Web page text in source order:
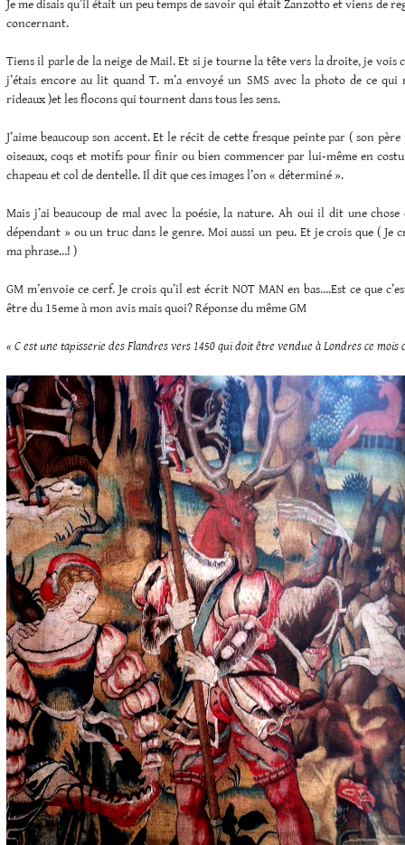
Je me disais qu’il était un peu temps de savoir qui était Zanzotto et viens de
concernant.
Tiens il parle de la neige de Mai!. Et si je tourne la tête vers la droite, je vois
j’étais encore au lit quand T. m’a envoyé un SMS avec la photo de ce qui
rideaux )et les flocons qui tournent dans tous les sens.
J’aime beaucoup son accent. Et le récit de cette fresque peinte par ( son
oiseaux, coqs et motifs pour finir ou bien commencer par lui-même en
chapeau et col de dentelle. Il dit que ces images l’on « déterminé ».
Mais j’ai beaucoup de mal avec la poésie, la nature. Ah oui il dit une
dépendant » ou un truc dans le genre. Moi aussi un peu. Et je crois que ( Je
ma phrase…! )
GM m’envoie ce cerf. Je crois qu’il est écrit NOT MAN en bas….Est ce que
être du 15eme à mon avis mais quoi? Réponse du même GM
« C est une tapisserie des Flandres vers 1450 qui doit être vendue à Londres ce mois